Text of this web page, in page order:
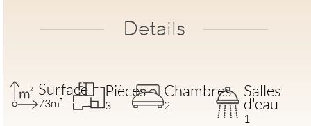
Details
Surface
73m²
Pièces
3
Chambres
2
Salles
d'eau
1